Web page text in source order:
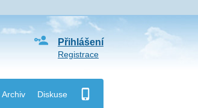
Archiv Diskuse
Přihlášení
Registrace